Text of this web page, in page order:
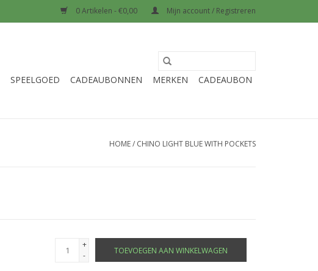
0 Artikelen - €0,00 Mijn account / Registreren
SPEELGOED CADEAUBONNEN MERKEN CADEAUBON
HOME/ CHINO LIGHT BLUE WITH POCKETS
+
-
TOEVOEGEN AAN WINKELWAGEN